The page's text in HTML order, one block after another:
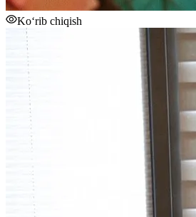
Ko‘rib chiqish